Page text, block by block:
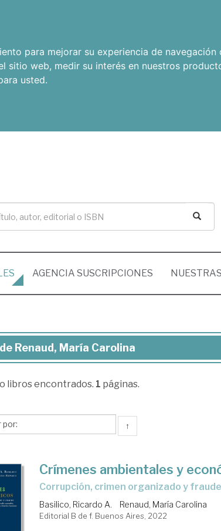
para mejorar su experiencia de navegación
sitio web, medir su interés en nuestros
usted.
AGENCIA SUSCRIPCIONES NUESTRAS
Renaud, María Carolina
libros encontrados. 1 páginas.
↑
Crímenes ambientales y
corrupción, crimen organizado y fraude
Basilico, Ricardo A. Renaud, María Carolina
Editorial B de f. Buenos Aires, 2022